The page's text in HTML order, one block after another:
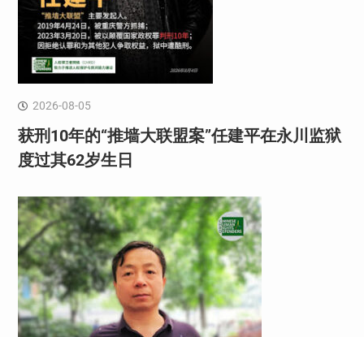
2026-08-05
获刑10年的“推墙大联盟案”任建平在永川监狱
度过其62岁生日